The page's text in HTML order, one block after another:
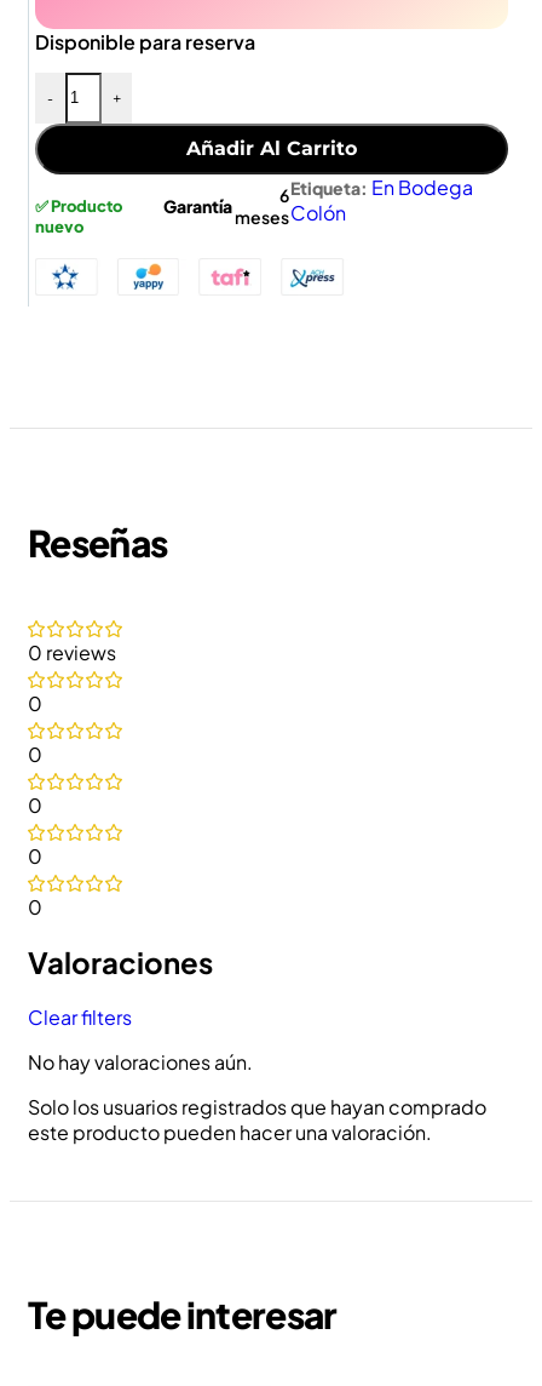
Disponible para reserva
- +
Añadir Al Carrito
✅ Producto
nuevo
Garantía
6
meses
Etiqueta: En Bodega
Colón
Reseñas
0 reviews
0
0
0
0
0
Valoraciones
Clear filters
No hay valoraciones aún.
Solo los usuarios registrados que hayan comprado
este producto pueden hacer una valoración.
Te puede interesar